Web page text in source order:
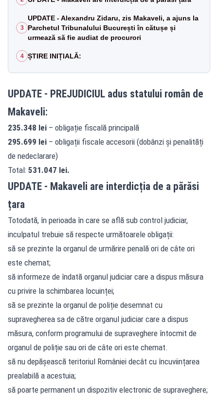
3
UPDATE - Alexandru Zidaru, zis Makaveli, a ajuns la
Parchetul Tribunalului București în cătușe și
urmează să fie audiat de procurori
4 ȘTIRE INIȚIALĂ:
UPDATE - PREJUDICIUL adus statului român de
Makaveli:
235.348 lei – obligație fiscală principală
295.699 lei – obligații fiscale accesorii (dobânzi și penalități
de nedeclarare)
Total: 531.047 lei.
UPDATE - Makaveli are interdicția de a părăsi
țara
Totodată, în perioada în care se află sub control judiciar,
inculpatul trebuie să respecte următoarele obligații:
să se prezinte la organul de urmărire penală ori de câte ori
este chemat;
să informeze de îndată organul judiciar care a dispus măsura
cu privire la schimbarea locuinței;
să se prezinte la organul de poliție desemnat cu
supravegherea sa de către organul judiciar care a dispus
măsura, conform programului de supraveghere întocmit de
organul de poliție sau ori de câte ori este chemat.
să nu depășească teritoriul României decât cu încuviințarea
prealabilă a acestuia;
să poarte permanent un dispozitiv electronic de supraveghere;